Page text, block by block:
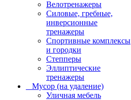
Велотренажеры
Силовые, гребные,
инверсионные
тренажеры
Спортивные комплексы
и городки
Степперы
Эллиптические
тренажеры
_ Мусор (на удаление)
Уличная мебель